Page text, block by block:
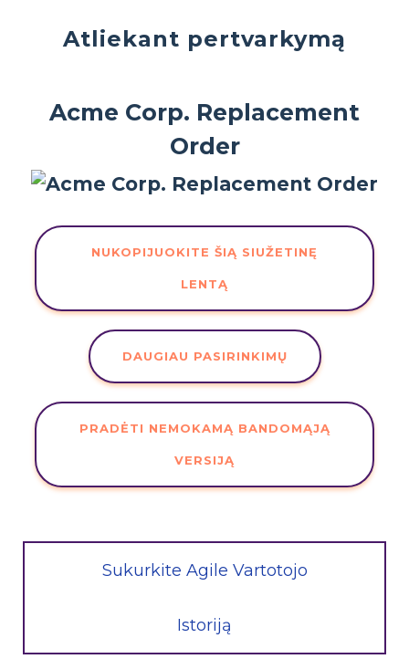
Atliekant pertvarkymą
Acme Corp. Replacement
Order
NUKOPIJUOKITE ŠIĄ SIUŽETINĘ
LENTĄ
DAUGIAU PASIRINKIMŲ
PRADĖTI NEMOKAMĄ BANDOMĄJĄ
VERSIJĄ
Sukurkite Agile Vartotojo
Istoriją